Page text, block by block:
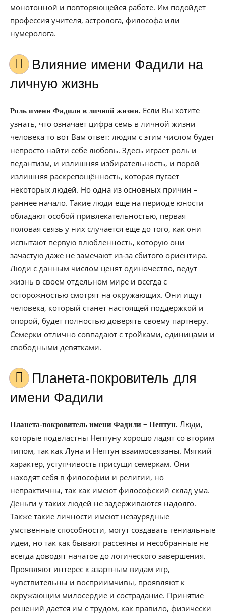
монотонной и повторяющейся работе. Им подойдет
профессия учителя, астролога, философа или
нумеролога.
Влияние имени Фадили на
личную жизнь
Роль имени Фадили в личной жизни. Если Вы хотите
узнать, что означает цифра семь в личной жизни
человека то вот Вам ответ: людям с этим числом будет
непросто найти себе любовь. Здесь играет роль и
педантизм, и излишняя избирательность, и порой
излишняя раскрепощённость, которая пугает
некоторых людей. Но одна из основных причин –
раннее начало. Такие люди еще на периоде юности
обладают особой привлекательностью, первая
половая связь у них случается еще до того, как они
испытают первую влюбленность, которую они
зачастую даже не замечают из-за сбитого ориентира.
Люди с данным числом ценят одиночество, ведут
жизнь в своем отдельном мире и всегда с
осторожностью смотрят на окружающих. Они ищут
человека, который станет настоящей поддержкой и
опорой, будет полностью доверять своему партнеру.
Семерки отлично совпадают с тройками, единицами и
свободными девятками.
Планета-покровитель для
имени Фадили
Планета-покровитель имени Фадили – Нептун. Люди,
которые подвластны Нептуну хорошо ладят со вторим
типом, так как Луна и Нептун взаимосвязаны. Мягкий
характер, уступчивость присущи семеркам. Они
находят себя в философии и религии, но
непрактичны, так как имеют философский склад ума.
Деньги у таких людей не задерживаются надолго.
Также такие личности имеют незаурядные
умственные способности, могут создавать гениальные
идеи, но так как бывают рассеяны и несобранные не
всегда доводят начатое до логического завершения.
Проявляют интерес к азартным видам игр,
чувствительны и восприимчивы, проявляют к
окружающим милосердие и сострадание. Принятие
решений дается им с трудом, как правило, физически